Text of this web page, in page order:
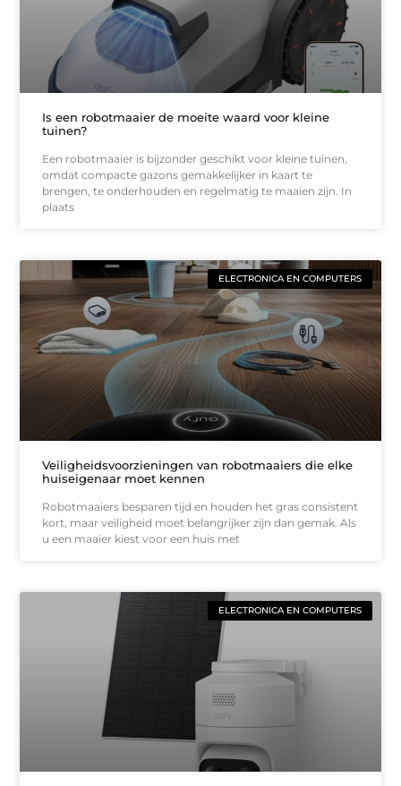
Is een robotmaaier de moeite waard voor kleine
tuinen?
Een robotmaaier is bijzonder geschikt voor kleine tuinen,
omdat compacte gazons gemakkelijker in kaart te
brengen, te onderhouden en regelmatig te maaien zijn. In
plaats
ELECTRONICA EN COMPUTERS
Veiligheidsvoorzieningen van robotmaaiers die elke
huiseigenaar moet kennen
Robotmaaiers besparen tijd en houden het gras consistent
kort, maar veiligheid moet belangrijker zijn dan gemak. Als
u een maaier kiest voor een huis met
ELECTRONICA EN COMPUTERS